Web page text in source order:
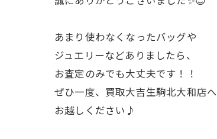
あまり使わなくなったバッグや
ジュエリーなどありましたら、
お査定のみでも大丈夫です！！
ぜひ一度、買取大吉生駒北大和店へ
お越しください♪